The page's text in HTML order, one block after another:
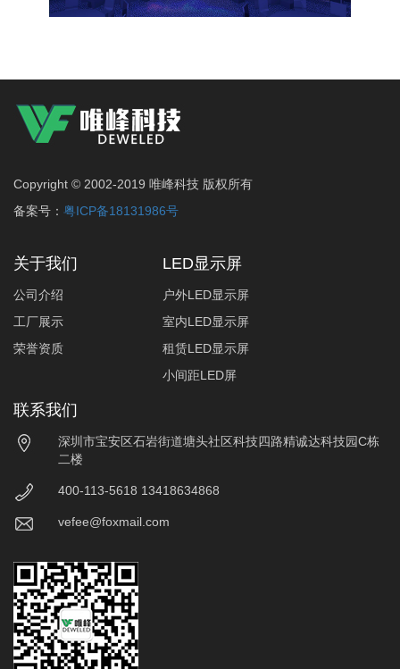
Copyright © 2002-2019 唯峰科技 版权所有
备案号： 粤ICP备18131986号
关于我们
公司介绍
工厂展示
荣誉资质
LED显示屏
户外LED显示屏
室内LED显示屏
租赁LED显示屏
小间距LED屏
联系我们
深圳市宝安区石岩街道塘头社区科技四路精诚达科技园C栋
二楼
400-113-5618 13418634868
vefee@foxmail.com